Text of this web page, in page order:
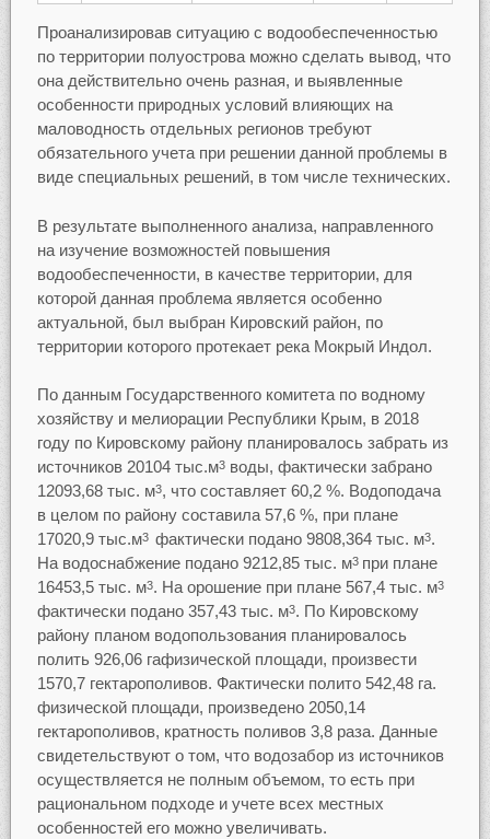
Проанализировав ситуацию с водообеспеченностью
по территории полуострова можно сделать вывод, что
она действительно очень разная, и выявленные
особенности природных условий влияющих на
маловодность отдельных регионов требуют
обязательного учета при решении данной проблемы в
виде специальных решений, в том числе технических.
В результате выполненного анализа, направленного
на изучение возможностей повышения
водообеспеченности, в качестве территории, для
которой данная проблема является особенно
актуальной, был выбран Кировский район, по
территории которого протекает река Мокрый Индол.
По данным Государственного комитета по водному
хозяйству и мелиорации Республики Крым, в 2018
году по Кировскому району планировалось забрать из
источников 20104 тыс.м3воды, фактически забрано
12093,68 тыс. м3, что составляет 60,2 %. Водоподача
в целом по району составила 57,6 %, при плане
17020,9 тыс.м3 фактически подано 9808,364 тыс. м3.
На водоснабжение подано 9212,85 тыс. м3 при плане
16453,5 тыс. м3. На орошение при плане 567,4 тыс. м3
фактически подано 357,43 тыс. м3. По Кировскому
району планом водопользования планировалось
полить 926,06 гафизической площади, произвести
1570,7 гектарополивов. Фактически полито 542,48 га.
физической площади, произведено 2050,14
гектарополивов, кратность поливов 3,8 раза. Данные
свидетельствуют о том, что водозабор из источников
осуществляется не полным объемом, то есть при
рациональном подходе и учете всех местных
особенностей его можно увеличивать.